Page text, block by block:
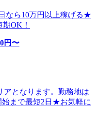
なら10万円以上稼げる★
OK！
円〜
となります。勤務地は
まで最短2日★お気軽に